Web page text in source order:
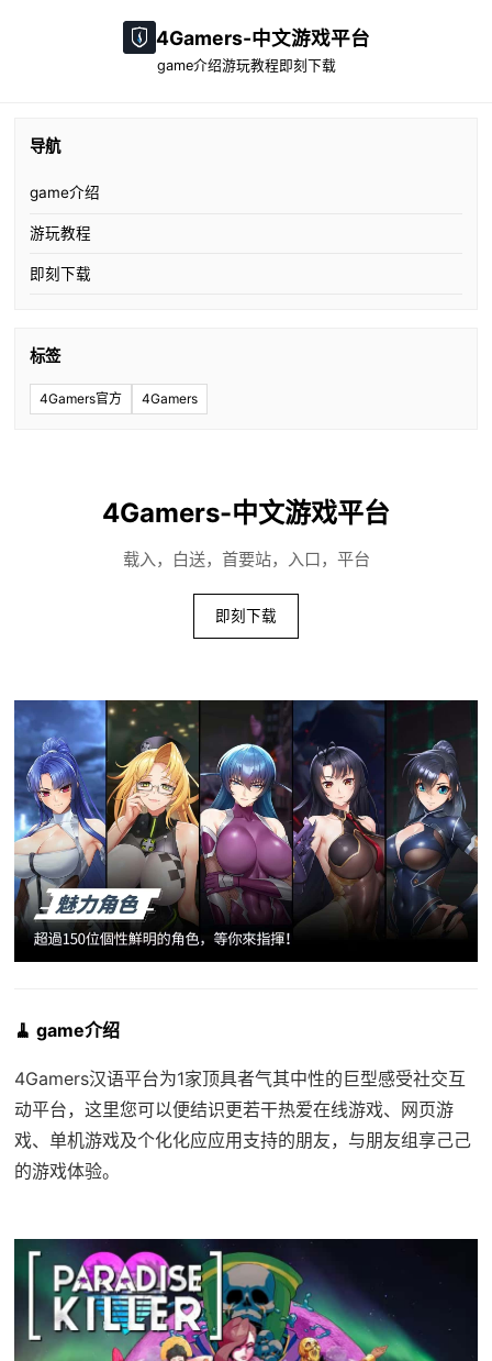
4Gamers-中文游戏平台
game介绍游玩教程 即刻下载
导航
game介绍
游玩教程
即刻下载
标签
4Gamers官方 4Gamers
4Gamers-中文游戏平台
载入，白送，首要站，入口，平台
即刻下载
🧹 game介绍
4Gamers汉语平台为1家顶具者气其中性的巨型感受社交互
动平台，这里您可以便结识更若干热爱在线游戏、网页游
戏、单机游戏及个化化应应用支持的朋友，与朋友组享己己
的游戏体验。